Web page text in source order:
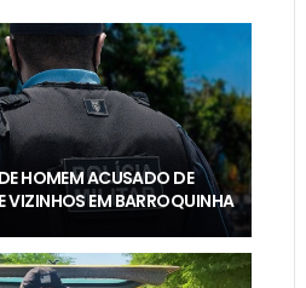
HOMEM ACUSADO DE
VIZINHOS EM BARROQUINHA